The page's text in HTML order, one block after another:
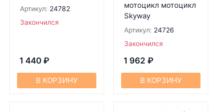
Артикул: 24782
Закончился
1 440 ₽
В КОРЗИНУ
мотоцикл мотоцикл
Skyway
Артикул: 24726
Закончился
1 962 ₽
В КОРЗИНУ